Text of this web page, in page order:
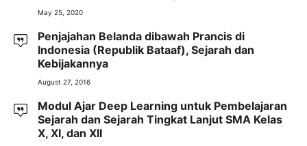
May 25, 2020
Penjajahan Belanda dibawah Prancis di
Indonesia (Republik Bataaf), Sejarah dan
Kebijakannya
August 27, 2016
Modul Ajar Deep Learning untuk Pembelajaran
Sejarah dan Sejarah Tingkat Lanjut SMA Kelas
X, XI, dan XII